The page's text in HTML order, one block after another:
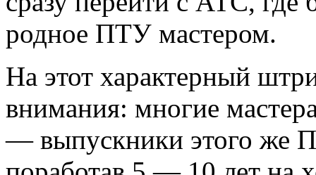
родное ПТУ мастером.
На этот характерный
внимания: многие
— выпускники этого же